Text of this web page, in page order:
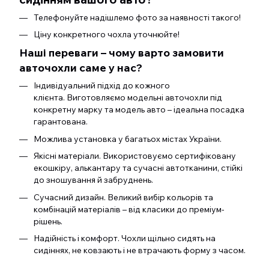
Телефонуйте надішлемо фото за наявності такого!
Ціну конкретного чохла уточнюйте!
Наші переваги – чому варто замовити
авточохли саме у нас?
Індивідуальний підхід до кожного
клієнта. Виготовляємо модельні авточохли під
конкретну марку та модель авто – ідеальна посадка
гарантована.
Можлива установка у багатьох містах України.
Якісні матеріали. Використовуємо сертифіковану
екошкіру, алькантару та сучасні автотканини, стійкі
до зношування й забруднень.
Сучасний дизайн. Великий вибір кольорів та
комбінацій матеріалів – від класики до преміум-
рішень.
Надійність і комфорт. Чохли щільно сидять на
сидіннях, не ковзають і не втрачають форму з часом.